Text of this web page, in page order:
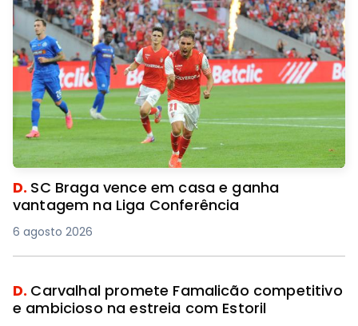
D. SC Braga vence em casa e ganha
vantagem na Liga Conferência
6 agosto 2026
D. Carvalhal promete Famalicão competitivo
e ambicioso na estreia com Estoril